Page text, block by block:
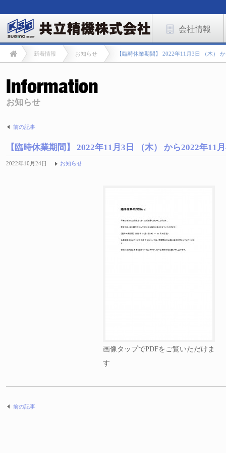
会社情報
新着情報 お知らせ 【臨時休業期間】 2022年11月3日 （木）
お知らせ
前の記事
【臨時休業期間】 2022年11月3日 （木） から2022年11
2022年10月24日 お知らせ
画像タップでPDFをご覧いただけま
す
前の記事